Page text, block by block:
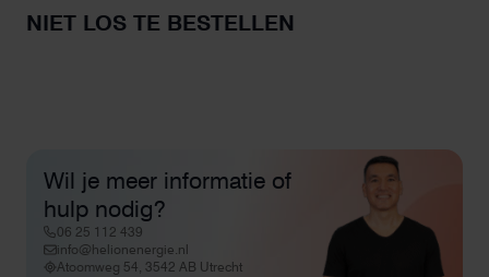
NIET LOS TE BESTELLEN
Wil je meer informatie of
hulp nodig?
06 25 112 439
info@helionenergie.nl
Atoomweg 54, 3542 AB Utrecht